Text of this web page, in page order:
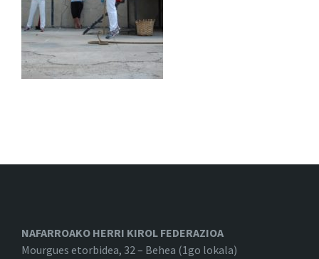
NAFARROAKO HERRI KIROL FEDERAZIOA
Mourgues etorbidea, 32 – Behea (1go lokala)